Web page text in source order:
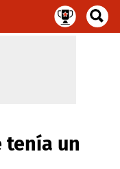
tenía un